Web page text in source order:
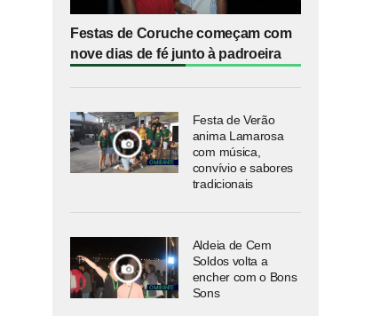
Festas de Coruche começam com
nove dias de fé junto à padroeira
Festa de Verão
anima Lamarosa
com música,
convívio e sabores
tradicionais
Aldeia de Cem
Soldos volta a
encher com o Bons
Sons